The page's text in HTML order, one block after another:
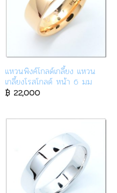
แหวนพิงค์โกลด์เกลี้ยง แหวน
เกลี้ยงโรสโกลด์ หน้า 6 มม
฿22,000